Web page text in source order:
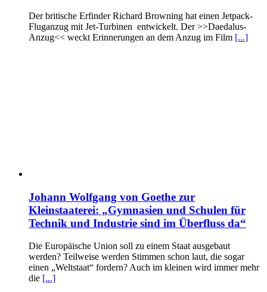
Der britische Erfinder Richard Browning hat einen Jetpack-
Fluganzug mit Jet-Turbinen entwickelt. Der >>Daedalus-
Anzug<< weckt Erinnerungen an dem Anzug im Film [...]
Johann Wolfgang von Goethe zur
Kleinstaaterei: „Gymnasien und Schulen für
Technik und Industrie sind im Überfluss da“
Die Europäische Union soll zu einem Staat ausgebaut
werden? Teilweise werden Stimmen schon laut, die sogar
einen „Weltstaat“ fordern? Auch im kleinen wird immer mehr
die [...]